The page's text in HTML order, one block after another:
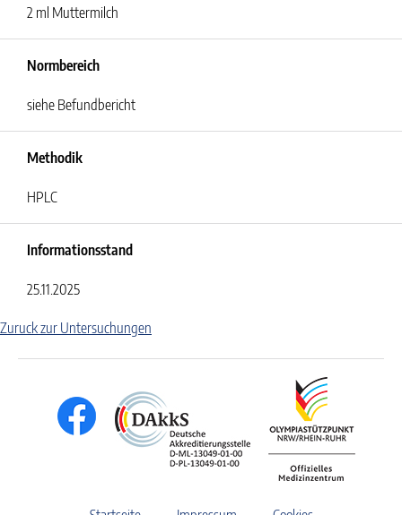
2 ml Muttermilch
Normbereich
siehe Befundbericht
Methodik
HPLC
Informationsstand
25.11.2025
Zuruck zur Untersuchungen